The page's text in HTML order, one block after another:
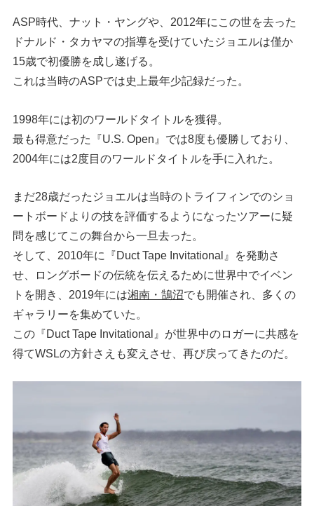
ASP時代、ナット・ヤングや、2012年にこの世を去った
ドナルド・タカヤマの指導を受けていたジョエルは僅か
15歳で初優勝を成し遂げる。
これは当時のASPでは史上最年少記録だった。
1998年には初のワールドタイトルを獲得。
最も得意だった『U.S. Open』では8度も優勝しており、
2004年には2度目のワールドタイトルを手に入れた。
まだ28歳だったジョエルは当時のトライフィンでのショ
ートボードよりの技を評価するようになったツアーに疑
問を感じてこの舞台から一旦去った。
そして、2010年に『Duct Tape Invitational』を発動さ
せ、ロングボードの伝統を伝えるために世界中でイベン
トを開き、2019年には湘南・鵠沼でも開催され、多くの
ギャラリーを集めていた。
この『Duct Tape Invitational』が世界中のロガーに共感を
得てWSLの方針さえも変えさせ、再び戻ってきたのだ。